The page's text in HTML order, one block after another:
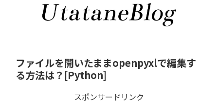
ファイルを開いたままopenpyxlで編集す
る方法は？[Python]
スポンサードリンク